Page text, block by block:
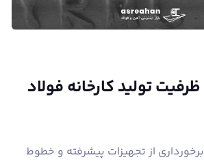
تولید کارخانه فولاد
برخورداری از تجهیزات پیشرفته و خطوط